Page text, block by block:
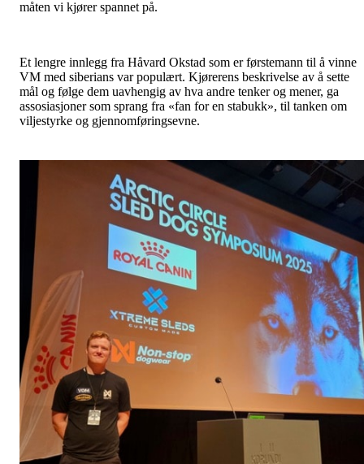
måten vi kjører spannet på.
Et lengre innlegg fra Håvard Okstad som er førstemann til å vinne
VM med siberians var populært. Kjørerens beskrivelse av å sette
mål og følge dem uavhengig av hva andre tenker og mener, ga
assosiasjoner som sprang fra «fan for en stabukk», til tanken om
viljestyrke og gjennomføringsevne.